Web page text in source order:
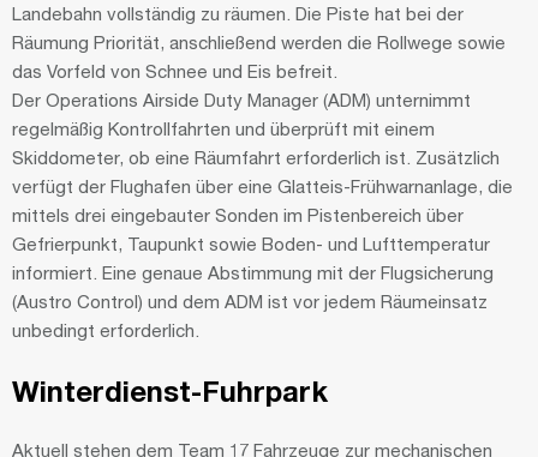
Landebahn vollständig zu räumen. Die Piste hat bei der
Räumung Priorität, anschließend werden die Rollwege sowie
das Vorfeld von Schnee und Eis befreit.
Der Operations Airside Duty Manager (ADM) unternimmt
regelmäßig Kontrollfahrten und überprüft mit einem
Skiddometer, ob eine Räumfahrt erforderlich ist. Zusätzlich
verfügt der Flughafen über eine Glatteis-Frühwarnanlage, die
mittels drei eingebauter Sonden im Pistenbereich über
Gefrierpunkt, Taupunkt sowie Boden- und Lufttemperatur
informiert. Eine genaue Abstimmung mit der Flugsicherung
(Austro Control) und dem ADM ist vor jedem Räumeinsatz
unbedingt erforderlich.
Winterdienst-Fuhrpark
Aktuell stehen dem Team 17 Fahrzeuge zur mechanischen